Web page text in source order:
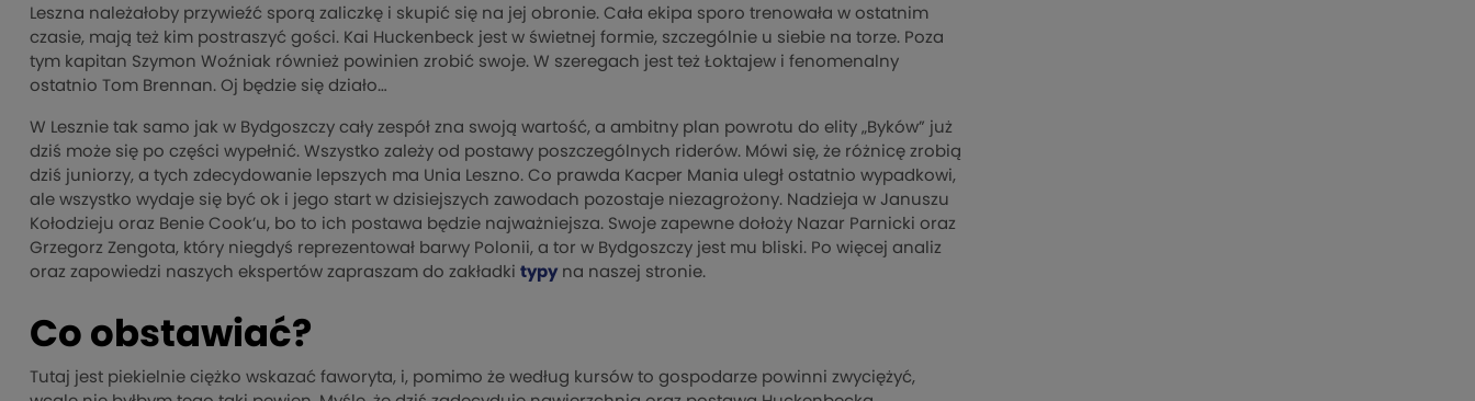
Leszna należałoby przywieźć sporą zaliczkę i skupić się na jej obronie. Cała ekipa sporo trenowała w ostatnim
czasie, mają też kim postraszyć gości. Kai Huckenbeck jest w świetnej formie, szczególnie u siebie na torze. Poza
tym kapitan Szymon Woźniak również powinien zrobić swoje. W szeregach jest też Łoktajew i fenomenalny
ostatnio Tom Brennan. Oj będzie się działo…
W Lesznie tak samo jak w Bydgoszczy cały zespół zna swoją wartość, a ambitny plan powrotu do elity „Byków” już
dziś może się po części wypełnić. Wszystko zależy od postawy poszczególnych riderów. Mówi się, że różnicę zrobią
dziś juniorzy, a tych zdecydowanie lepszych ma Unia Leszno. Co prawda Kacper Mania uległ ostatnio wypadkowi,
ale wszystko wydaje się być ok i jego start w dzisiejszych zawodach pozostaje niezagrożony. Nadzieja w Januszu
Kołodzieju oraz Benie Cook’u, bo to ich postawa będzie najważniejsza. Swoje zapewne dołoży Nazar Parnicki oraz
Grzegorz Zengota, który niegdyś reprezentował barwy Polonii, a tor w Bydgoszczy jest mu bliski. Po więcej analiz
oraz zapowiedzi naszych ekspertów zapraszam do zakładki typy na naszej stronie.
Co obstawiać?
Tutaj jest piekielnie ciężko wskazać faworyta, i, pomimo że według kursów to gospodarze powinni zwyciężyć,